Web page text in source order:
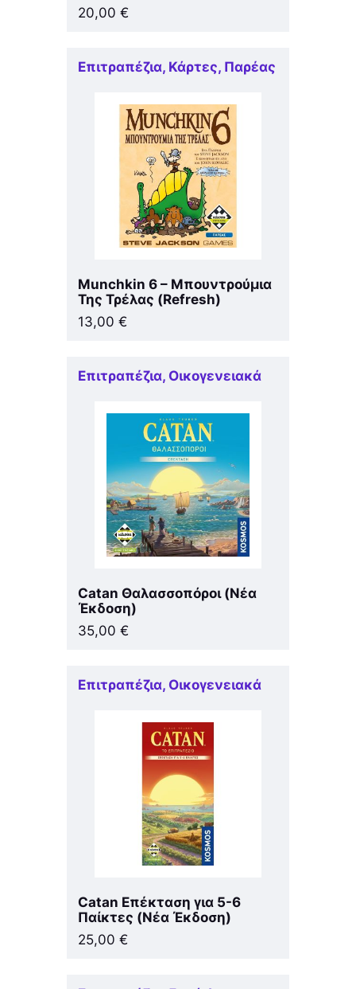
20,00 €
Επιτραπέζια, Κάρτες, Παρέας
Munchkin 6 – Μπουντρούμια
Της Τρέλας (Refresh)
13,00 €
Επιτραπέζια, Οικογενειακά
Catan Θαλασσοπόροι (Νέα
Έκδοση)
35,00 €
Επιτραπέζια, Οικογενειακά
Catan Επέκταση για 5-6
Παίκτες (Νέα Έκδοση)
25,00 €